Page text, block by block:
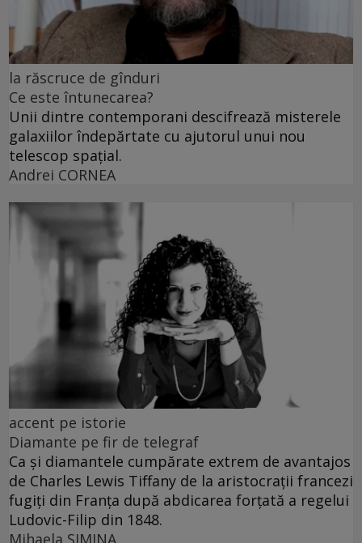
la răscruce de gînduri
Ce este întunecarea?
Unii dintre contemporani descifrează misterele
galaxiilor îndepărtate cu ajutorul unui nou
telescop spațial.
Andrei CORNEA
accent pe istorie
Diamante pe fir de telegraf
Ca și diamantele cumpărate extrem de avantajos
de Charles Lewis Tiffany de la aristocrații francezi
fugiți din Franța după abdicarea forțată a regelui
Ludovic-Filip din 1848.